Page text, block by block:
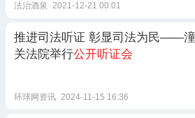
法治酒泉 2021-12-21 00:01
推进司法听证 彰显司法为民——潼
关法院举行公开听证会
环球网资讯 2024-11-15 16:36